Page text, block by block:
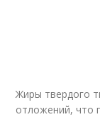
Жиры твердого
отложений, что